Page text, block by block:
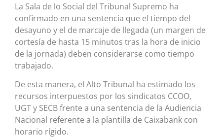
La Sala de lo Social del Tribunal Supremo ha
confirmado en una sentencia que el tiempo del
desayuno y el de marcaje de llegada (un margen de
cortesía de hasta 15 minutos tras la hora de inicio
de la jornada) deben considerarse como tiempo
trabajado.
De esta manera, el Alto Tribunal ha estimado los
recursos interpuestos por los sindicatos CCOO,
UGT y SECB frente a una sentencia de la Audiencia
Nacional referente a la plantilla de Caixabank con
horario rígido.